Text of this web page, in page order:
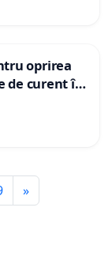
oprirea
de curent în
»